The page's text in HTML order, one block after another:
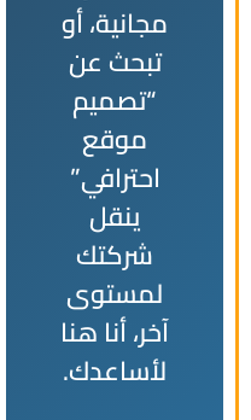
مجانية، أو
تبحث عن
“تصميم
موقع
احترافي”
ينقل
شركتك
لمستوى
آخر، أنا هنا
لأساعدك.